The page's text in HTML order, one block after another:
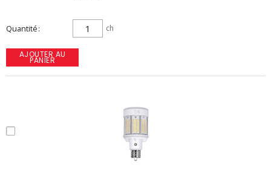
Quantité ch
AJOUTER AU
PANIER